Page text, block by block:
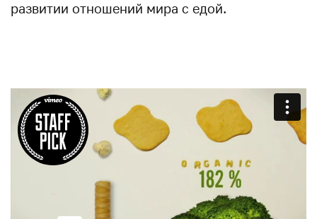
развитии отношений мира с едой.